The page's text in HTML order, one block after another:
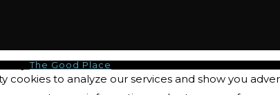
byThe Good Place
cookies to analyze our services and show you